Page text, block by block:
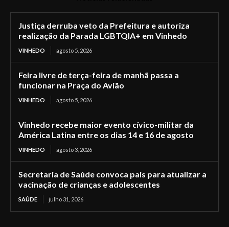
Justiça derruba veto da Prefeitura e autoriza
realização da Parada LGBTQIA+ em Vinhedo
VINHEDO agosto 5, 2026
Feira livre de terça-feira de manhã passa a
funcionar na Praça do Avião
VINHEDO agosto 5, 2026
Vinhedo recebe maior evento cívico-militar da
América Latina entre os dias 14 e 16 de agosto
VINHEDO agosto 3, 2026
Secretaria de Saúde convoca pais para atualizar a
vacinação de crianças e adolescentes
SAÚDE julho 31, 2026